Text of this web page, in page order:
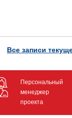
Все записи
Персональный
менеджер
проекта